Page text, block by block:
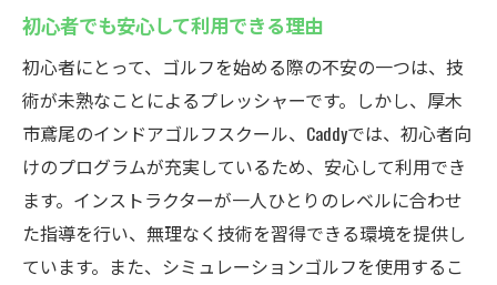
厚木市鳶尾のCaddyで気軽にインドアゴルフを楽
しもう
気軽にゴルフを楽しむためのポイント
厚木市のゴルフコミュニティと交流
Caddyでのリラックスした練習法
友達や家族と楽しむインドアゴルフ
初心者でも安心して利用できる理由
初心者にとって、ゴルフを始める際の不安の一つは、技
術が未熟なことによるプレッシャーです。しかし、厚木
市鳶尾のインドアゴルフスクール、Caddyでは、初心者向
けのプログラムが充実しているため、安心して利用でき
ます。インストラクターが一人ひとりのレベルに合わせ
た指導を行い、無理なく技術を習得できる環境を提供し
ています。また、シミュレーションゴルフを使用するこ